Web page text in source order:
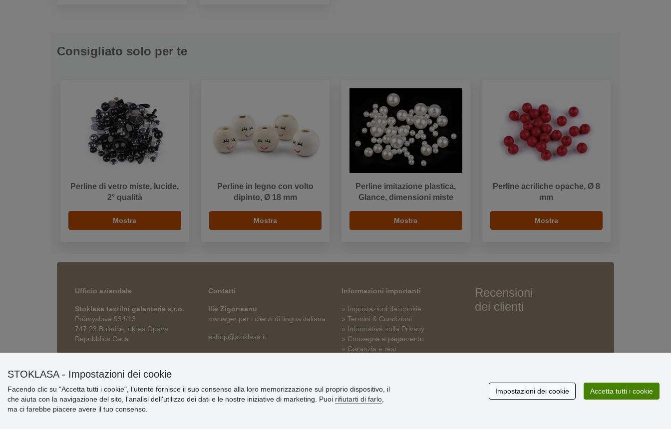
Consigliato solo per te
Perline di vetro miste, lucide,
2° qualità
Mostra
Perline in legno con volto
dipinto, Ø 18 mm
Mostra
Perline imitazione plastica,
Glance, dimensioni miste
Mostra
Perline acriliche opache, Ø 8
mm
Mostra
Ufficio aziendale
Stoklasa textilní galanterie s.r.o.
Průmyslová 934/13
747 23 Bolatice, okres Opava
Repubblica Ceca
Contatti
Ilie Zigoneanu
manager per i clienti di lingua italiana
eshop@stoklasa.it
Informazioni importanti
» Impostazioni dei cookie
» Termini & Condizioni
» Informativa sulla Privacy
» Consegna e pagamento
» Garanzia e resi
Recensioni
dei clienti
STOKLASA - Impostazioni dei cookie
Facendo clic su "Accetta tutti i cookie", l’utente fornisce il suo consenso alla loro memorizzazione sul proprio dispositivo, il
che aiuta con la navigazione del sito, l'analisi dell'utilizzo dei dati e le nostre iniziative di marketing. Puoi rifiutarti di farlo
ma ci farebbe piacere avere il tuo consenso.
Impostazioni dei cookie Accetta tutti i cookie